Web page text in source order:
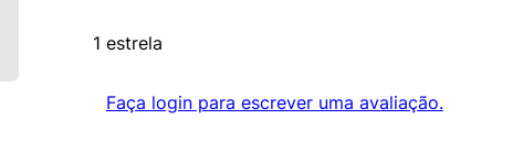
1 estrela
Faça login para escrever uma avaliação.